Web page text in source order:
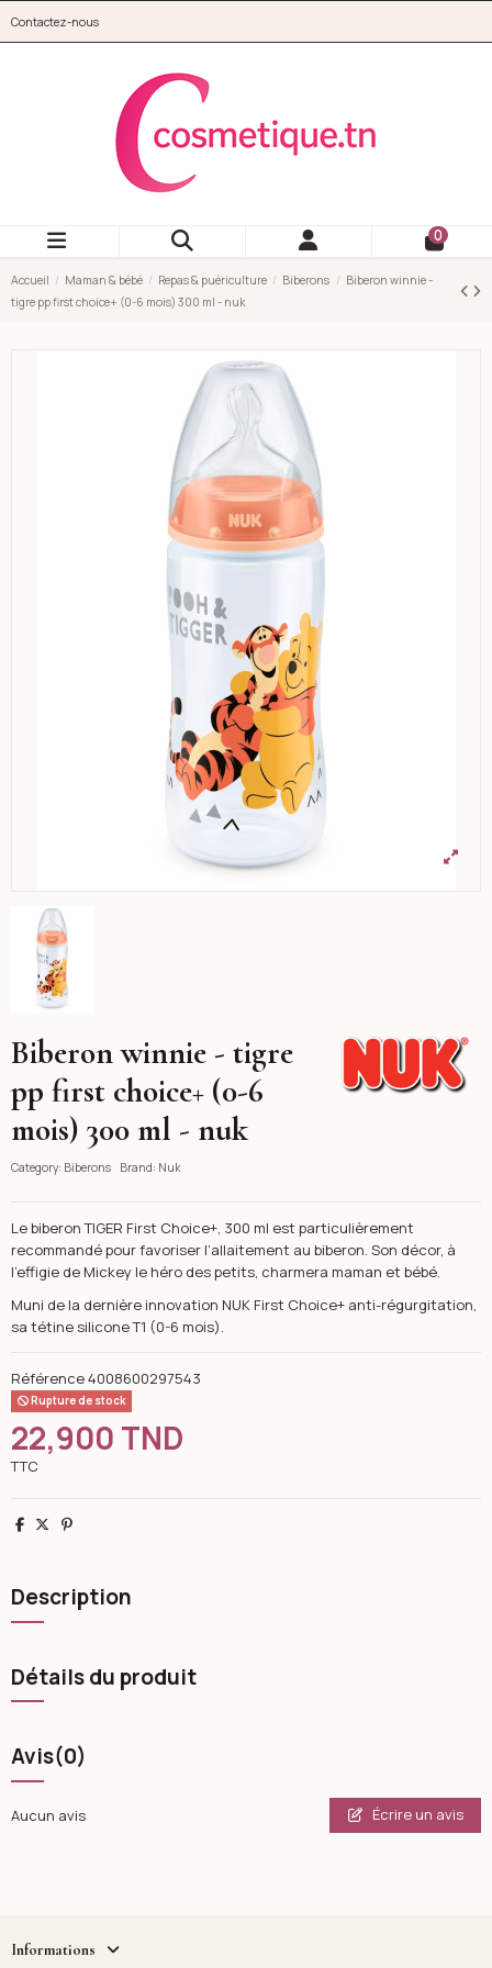
Contactez-nous
0
Accueil Maman & bébé Repas & puériculture Biberons
Biberon winnie -
tigre pp first choice+ (0-6 mois) 300 ml - nuk
Nuk
Biberon winnie - tigre
pp first choice+ (0-6
mois) 300 ml - nuk
Category: Biberons Brand: Nuk
Le biberon TIGER First Choice+, 300 ml est particulièrement
recommandé pour favoriser l’allaitement au biberon. Son décor, à
l’effigie de Mickey le héro des petits, charmera maman et bébé.
Muni de la dernière innovation NUK First Choice+ anti-régurgitation,
sa tétine silicone T1 (0-6 mois).
Référence4008600297543
Rupture de stock
22,900 TND
TTC
Partager
TweetPinterest
Description
Détails du produit
Avis(0)
Aucun avis Écrire un avis
Informations